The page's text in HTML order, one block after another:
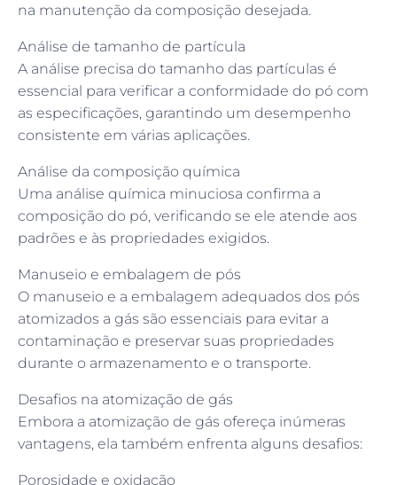
na manutenção da composição desejada.
Análise de tamanho de partícula
A análise precisa do tamanho das partículas é
essencial para verificar a conformidade do pó com
as especificações, garantindo um desempenho
consistente em várias aplicações.
Análise da composição química
Uma análise química minuciosa confirma a
composição do pó, verificando se ele atende aos
padrões e às propriedades exigidos.
Manuseio e embalagem de pós
O manuseio e a embalagem adequados dos pós
atomizados a gás são essenciais para evitar a
contaminação e preservar suas propriedades
durante o armazenamento e o transporte.
Desafios na atomização de gás
Embora a atomização de gás ofereça inúmeras
vantagens, ela também enfrenta alguns desafios:
Porosidade e oxidação